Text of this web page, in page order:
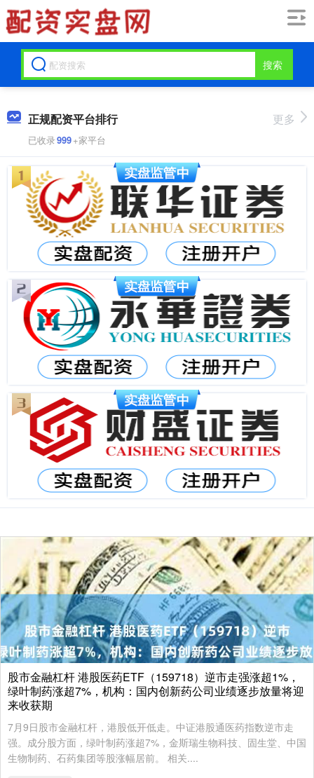
搜索
正规配资平台排行
已收录999+家平台
更多
股市金融杠杆 港股医药ETF（159718）逆市走强涨超1%，
绿叶制药涨超7%，机构：国内创新药公司业绩逐步放量将迎
来收获期
7月9日股市金融杠杆，港股低开低走。中证港股通医药指数逆市走
强。成分股方面，绿叶制药涨超7%，金斯瑞生物科技、固生堂、中国
生物制药、石药集团等股涨幅居前。 相关....